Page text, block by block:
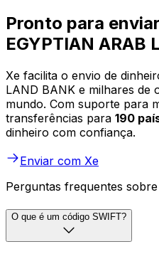
Pronto para
EGYPTIAN ARAB
Xe facilita o envio de
LAND BANK e milhares de
mundo. Com suporte para
transferências para 190
dinheiro com confiança.
Enviar com Xe
Perguntas frequentes
O que é um código SWIFT?